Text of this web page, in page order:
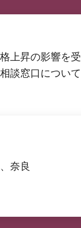
上昇の影響を受
談窓口について
奈良